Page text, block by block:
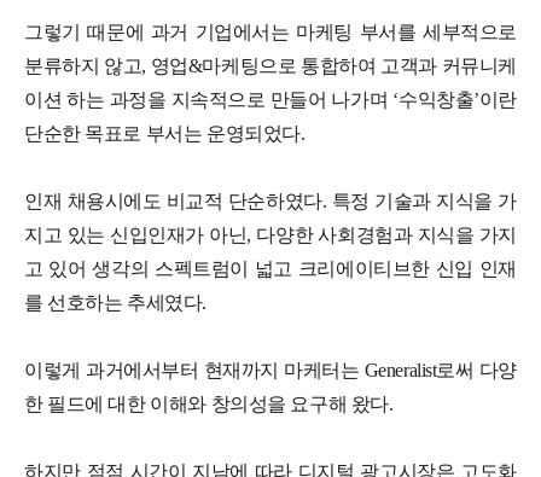
그렇기 때문에 과거 기업에서는 마케팅 부서를 세부적으로
분류하지 않고, 영업&마케팅으로 통합하여 고객과 커뮤니케
이션 하는 과정을 지속적으로 만들어 나가며 ‘수익창출’이란
단순한 목표로 부서는 운영되었다.
인재 채용시에도 비교적 단순하였다. 특정 기술과 지식을 가
지고 있는 신입인재가 아닌, 다양한 사회경험과 지식을 가지
고 있어 생각의 스펙트럼이 넓고 크리에이티브한 신입 인재
를 선호하는 추세였다.
이렇게 과거에서부터 현재까지 마케터는 Generalist로써 다양
한 필드에 대한 이해와 창의성을 요구해 왔다.
하지만 점점 시간이 지남에 따라 디지털 광고시장은 고도화